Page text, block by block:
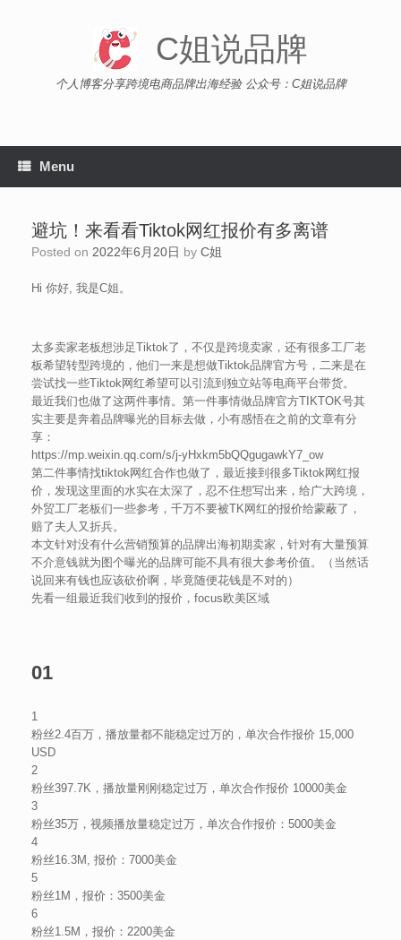
C姐说品牌
个人博客分享跨境电商品牌出海经验 公众号：C姐说品牌
Menu
避坑！来看看Tiktok网红报价有多离谱
Posted on 2022年6月20日 by C姐
Hi 你好, 我是C姐。
太多卖家老板想涉足Tiktok了，不仅是跨境卖家，还有很多工厂老
板希望转型跨境的，他们一来是想做Tiktok品牌官方号，二来是在
尝试找一些Tiktok网红希望可以引流到独立站等电商平台带货。
最近我们也做了这两件事情。第一件事情做品牌官方TIKTOK号其
实主要是奔着品牌曝光的目标去做，小有感悟在之前的文章有分
享：
https://mp.weixin.qq.com/s/j-yHxkm5bQQgugawkY7_ow
第二件事情找tiktok网红合作也做了，最近接到很多Tiktok网红报
价，发现这里面的水实在太深了，忍不住想写出来，给广大跨境，
外贸工厂老板们一些参考，千万不要被TK网红的报价给蒙蔽了，
赔了夫人又折兵。
本文针对没有什么营销预算的品牌出海初期卖家，针对有大量预算
不介意钱就为图个曝光的品牌可能不具有很大参考价值。（当然话
说回来有钱也应该砍价啊，毕竟随便花钱是不对的）
先看一组最近我们收到的报价，focus欧美区域
01
1
粉丝2.4百万，播放量都不能稳定过万的，单次合作报价 15,000
USD
2
粉丝397.7K，播放量刚刚稳定过万，单次合作报价 10000美金
3
粉丝35万，视频播放量稳定过万，单次合作报价：5000美金
4
粉丝16.3M, 报价：7000美金
5
粉丝1M，报价：3500美金
6
粉丝1.5M，报价：2200美金